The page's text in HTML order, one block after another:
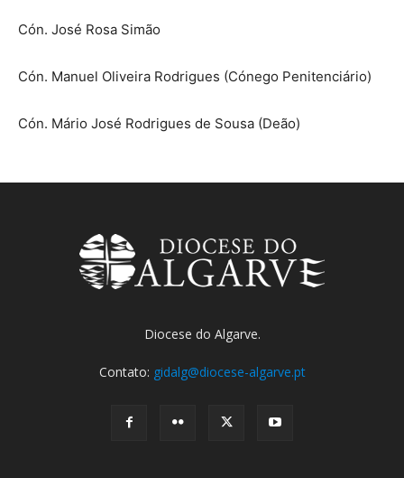
Cón. José Rosa Simão
Cón. Manuel Oliveira Rodrigues (Cónego Penitenciário)
Cón. Mário José Rodrigues de Sousa (Deão)
Diocese do Algarve.
Contato: gidalg@diocese-algarve.pt